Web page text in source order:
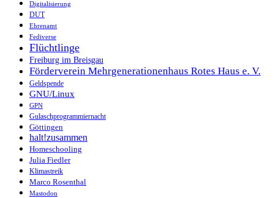
Digitalisierung
DUT
Ehrenamt
Fediverse
Flüchtlinge
Freiburg im Breisgau
Förderverein Mehrgenerationenhaus Rotes Haus e. V.
Geldspende
GNU/Linux
GPN
Gulaschprogrammiernacht
Göttingen
halt!zusammen
Homeschooling
Julia Fiedler
Klimastreik
Marco Rosenthal
Mastodon